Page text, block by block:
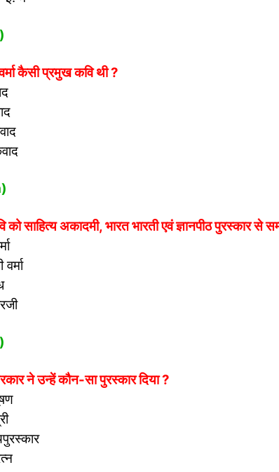
कैसी प्रमुख कवि थी ?
साहित्य अकादमी, भारत भारती एवं ज्ञानपीठ पुरस्कार से
ने उन्हें कौन-सा पुरस्कार दिया ?